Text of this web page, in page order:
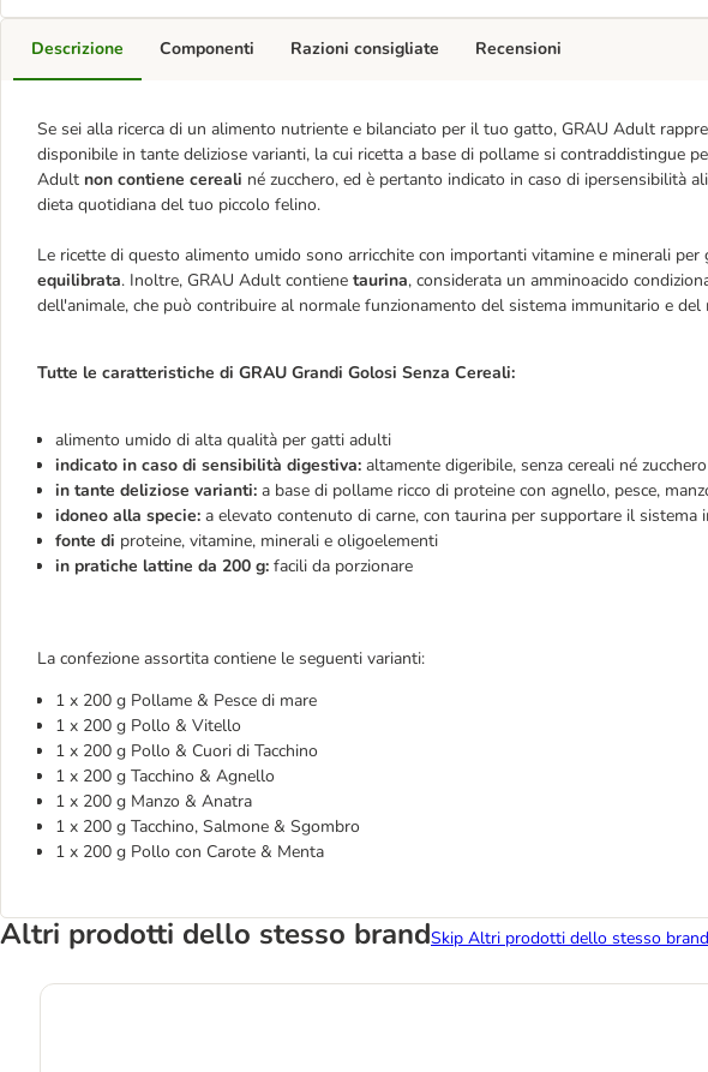
Descrizione
Se sei alla ricerca di un alimento nutriente e bilanciato per il tuo gatto, GRAU Adult
disponibile in tante deliziose varianti, la cui ricetta a base di pollame si contraddistingue
Adult non contiene cereali né zucchero, ed è pertanto indicato in caso di ipersensibilità
dieta quotidiana del tuo piccolo felino.
Le ricette di questo alimento umido sono arricchite con importanti vitamine e minerali
equilibrata. Inoltre, GRAU Adult contiene taurina, considerata un amminoacido
dell'animale, che può contribuire al normale funzionamento del sistema immunitario e del
Tutte le caratteristiche di GRAU Grandi Golosi Senza Cereali:
alimento umido di alta qualità per gatti adulti
indicato in caso di sensibilità digestiva: altamente digeribile, senza cereali né zucchero
in tante deliziose varianti: a base di pollame ricco di proteine con agnello, pesce,
idoneo alla specie: a elevato contenuto di carne, con taurina per supportare il
fonte di proteine, vitamine, minerali e oligoelementi
in pratiche lattine da 200 g: facili da porzionare
La confezione assortita contiene le seguenti varianti:
1 x 200 g Pollame & Pesce di mare
1 x 200 g Pollo & Vitello
1 x 200 g Pollo & Cuori di Tacchino
1 x 200 g Tacchino & Agnello
1 x 200 g Manzo & Anatra
1 x 200 g Tacchino, Salmone & Sgombro
1 x 200 g Pollo con Carote & Menta
Componenti Razioni consigliate Recensioni
Altri prodotti dello stesso brandSkip Altri prodotti dello stesso